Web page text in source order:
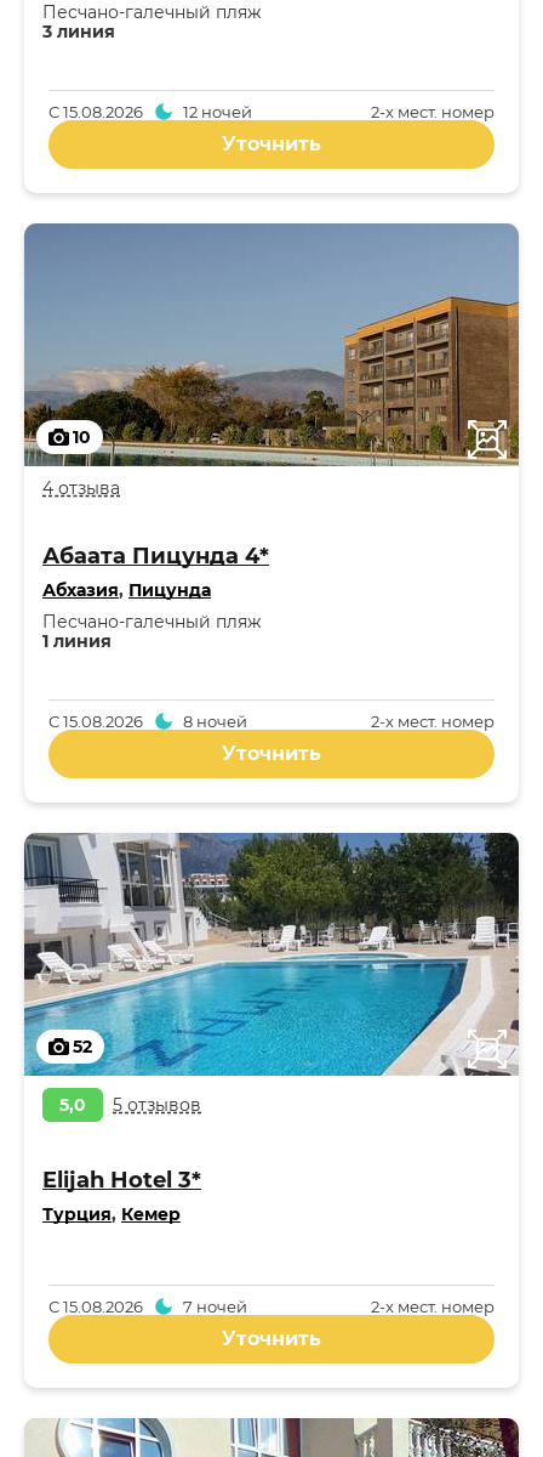
3 линия
Песчано-галечный пляж
2-x мест. номер
С15.08.2026 12 ночей
Уточнить
10
4 отзыва
Абаата Пицунда 4*
Абхазия, Пицунда
1 линия
Песчано-галечный пляж
2-x мест. номер
С15.08.2026 8 ночей
Уточнить
52
5,0 5 отзывов
Elijah Hotel 3*
Турция, Кемер
2-x мест. номер
С15.08.2026 7 ночей
Уточнить